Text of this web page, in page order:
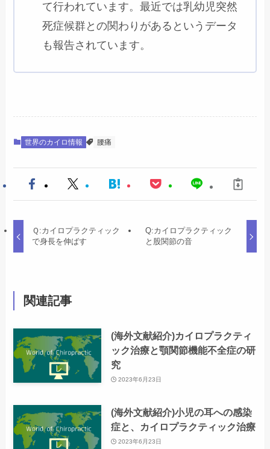
て行われています。最近では乳幼児突然
死症候群との関わりがあるというデータ
も報告されています。
世界のカイロ情報 腰痛
Ｑ:カイロプラクティック
で身長を伸ばす
Q:カイロプラクティック
と股関節の音
関連記事
(海外文献紹介)カイロプラクティ
ック治療と顎関節機能不全症の研
究
2023年6月23日
(海外文献紹介)小児の耳への感染
症と、カイロプラクティック治療
2023年6月23日